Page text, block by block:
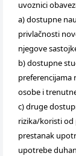
uvoznici
a) dostupne
privlačnosti
njegove
b) dostupne
preferencijama
osobe i
c) druge
rizika/koristi od
prestanak
upotrebe